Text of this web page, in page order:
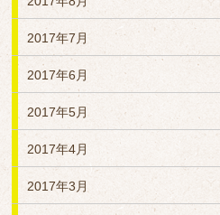
2017年7月
2017年6月
2017年5月
2017年4月
2017年3月